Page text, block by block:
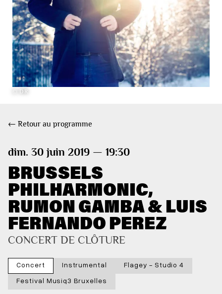
© DR
← Retour au programme
dim. 30 juin 2019 — 19:30
BRUSSELS
PHILHARMONIC,
RUMON GAMBA & LUIS
FERNANDO PEREZ
CONCERT DE CLÔTURE
Concert Instrumental
Flagey - Studio 4
Festival Musiq3 Bruxelles